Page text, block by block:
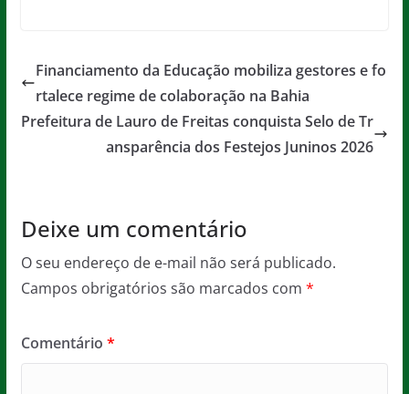
e
b
o
er l s
A
p
p
a
g
e
Financiamento da Educação mobiliza gestores e fo
rtalece regime de colaboração na Bahia
Prefeitura de Lauro de Freitas conquista Selo de Tr
ansparência dos Festejos Juninos 2026
Deixe um comentário
O seu endereço de e-mail não será publicado.
Campos obrigatórios são marcados com *
Comentário *